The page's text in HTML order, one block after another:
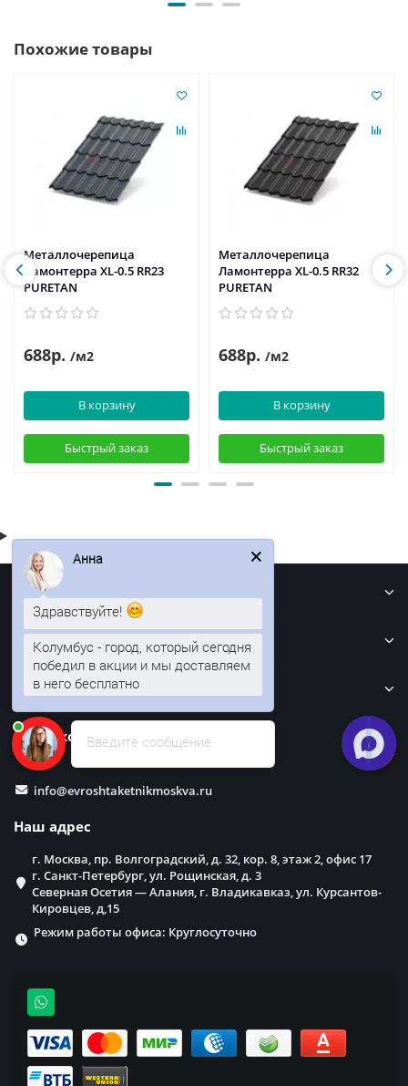
Похожие товары
Металлочерепица
Ламонтерра XL-0.5 RR23
PURETAN
688р. /м2
В корзину
Быстрый заказ
Металлочерепица
Ламонтерра XL-0.5 RR32
PURETAN
688р. /м2
В корзину
Быстрый заказ
Информация
Кровля
Забор
Наши контакты
info@evroshtaketnikmoskva.ru
Наш адрес
г. Москва, пр. Волгоградский, д. 32, кор. 8, этаж 2, офис 17
г. Санкт-Петербург, ул. Рощинская, д. 3
Северная Осетия — Алания, г. Владикавказ, ул. Курсантов-
Кировцев, д,15
Режим работы офиса: Круглосуточно
Введите сообщение
Анна
Здравствуйте!
Колумбус - город, который сегодня
победил в акции и мы доставляем
в него бесплатно